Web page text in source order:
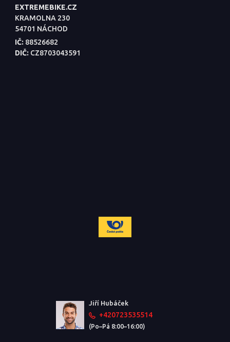
EXTREMEBIKE.CZ
KRAMOLNA 230
54701 NÁCHOD
IČ: 88526682
DIČ: CZ8703043591
Jiří Hubáček
+420723535514
(Po–Pá 8:00–16:00)